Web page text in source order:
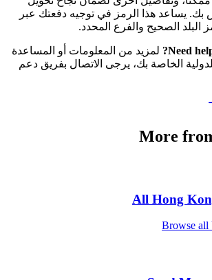
بك. يساعد هذا الرمز في توجيه دفعتك عبر
Need
لمزيد من المعلومات أو المساعدة
الخاصة بك، يرجى الاتصال بفريق دعم
More
All Hong
Browse all